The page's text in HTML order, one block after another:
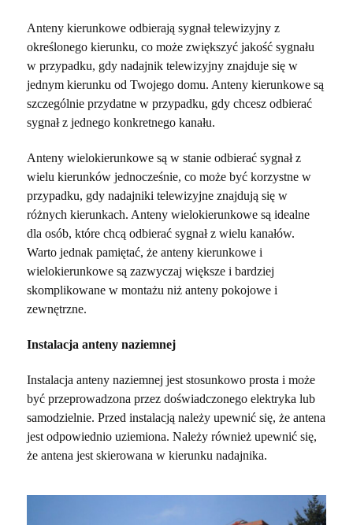
Anteny kierunkowe odbierają sygnał telewizyjny z
określonego kierunku, co może zwiększyć jakość sygnału
w przypadku, gdy nadajnik telewizyjny znajduje się w
jednym kierunku od Twojego domu. Anteny kierunkowe są
szczególnie przydatne w przypadku, gdy chcesz odbierać
sygnał z jednego konkretnego kanału.
Anteny wielokierunkowe są w stanie odbierać sygnał z
wielu kierunków jednocześnie, co może być korzystne w
przypadku, gdy nadajniki telewizyjne znajdują się w
różnych kierunkach. Anteny wielokierunkowe są idealne
dla osób, które chcą odbierać sygnał z wielu kanałów.
Warto jednak pamiętać, że anteny kierunkowe i
wielokierunkowe są zazwyczaj większe i bardziej
skomplikowane w montażu niż anteny pokojowe i
zewnętrzne.
Instalacja anteny naziemnej
Instalacja anteny naziemnej jest stosunkowo prosta i może
być przeprowadzona przez doświadczonego elektryka lub
samodzielnie. Przed instalacją należy upewnić się, że antena
jest odpowiednio uziemiona. Należy również upewnić się,
że antena jest skierowana w kierunku nadajnika.